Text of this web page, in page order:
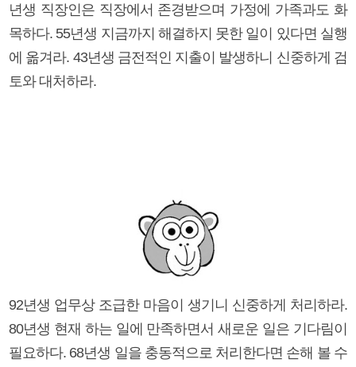
년생 직장인은 직장에서 존경받으며 가정에 가족과도 화
목하다. 55년생 지금까지 해결하지 못한 일이 있다면 실행
에 옮겨라. 43년생 금전적인 지출이 발생하니 신중하게 검
토와 대처하라.
92년생 업무상 조급한 마음이 생기니 신중하게 처리하라.
80년생 현재 하는 일에 만족하면서 새로운 일은 기다림이
필요하다. 68년생 일을 충동적으로 처리한다면 손해 볼 수